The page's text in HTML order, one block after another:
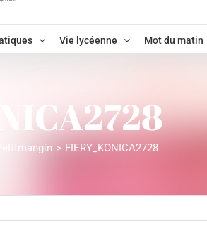
Vie lycéenne Mot du matin
FIERY_KONICA2728